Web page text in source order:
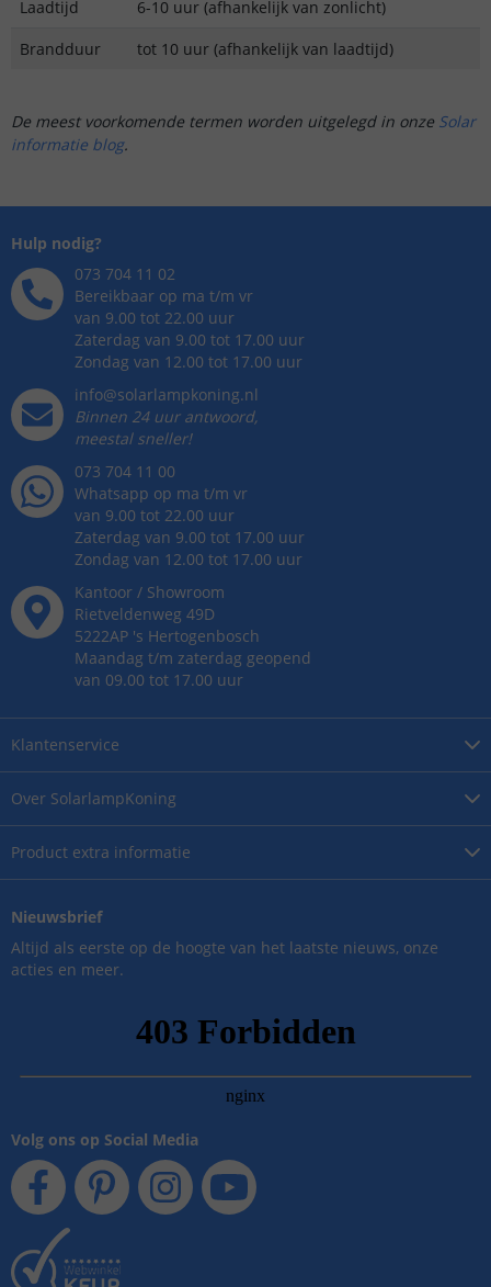
Laadtijd
6-10 uur (afhankelijk van zonlicht)
Brandduur
tot 10 uur (afhankelijk van laadtijd)
De meest voorkomende termen worden uitgelegd in onze Solar
informatie blog.
Over SolarlampKoning
Product extra informatie
Klantenservice
Hulp nodig?
073 704 11 02
Bereikbaar op ma t/m vr
van 9.00 tot 22.00 uur
Zaterdag van 9.00 tot 17.00 uur
Zondag van 12.00 tot 17.00 uur
info@solarlampkoning.nl
Binnen 24 uur antwoord,
meestal sneller!
073 704 11 00
Whatsapp op ma t/m vr
van 9.00 tot 22.00 uur
Zaterdag van 9.00 tot 17.00 uur
Zondag van 12.00 tot 17.00 uur
Kantoor / Showroom
Rietveldenweg 49D
5222AP 's Hertogenbosch
Maandag t/m zaterdag geopend
van 09.00 tot 17.00 uur
Nieuwsbrief
Altijd als eerste op de hoogte van het laatste nieuws, onze
acties en meer.
Volg ons op Social Media